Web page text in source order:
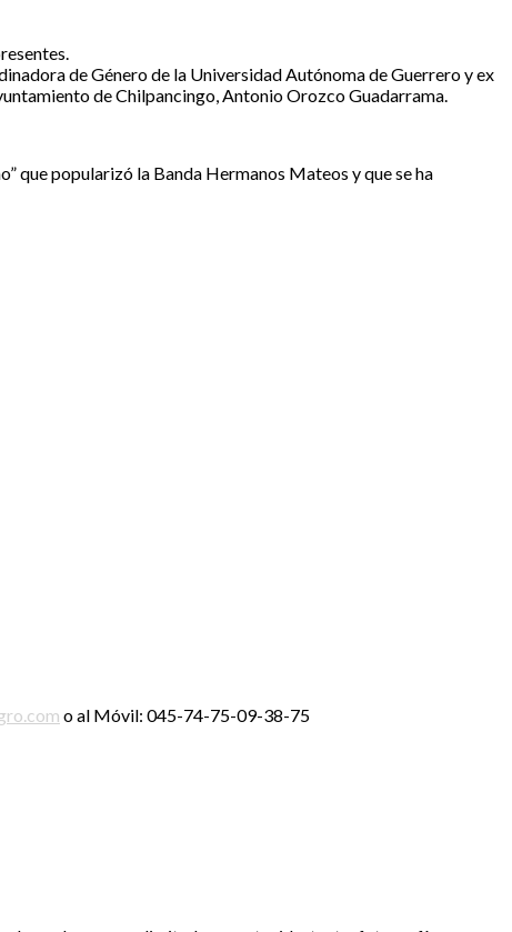
de Género de la Universidad Autónoma de Guerrero y ex
de Chilpancingo, Antonio Orozco Guadarrama.
que popularizó la Banda Hermanos Mateos y que se ha
o al Móvil: 045-74-75-09-38-75